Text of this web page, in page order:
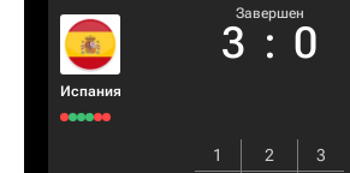
Испания
Завершен
3 : 0
1 2
3